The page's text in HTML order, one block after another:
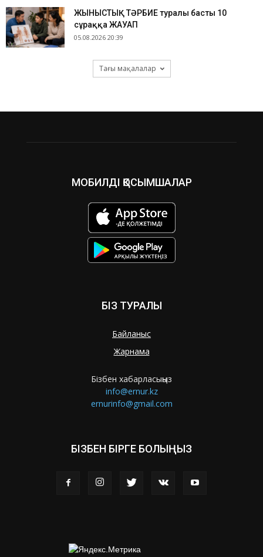
ЖЫНЫСТЫҚ ТӘРБИЕ туралы басты 10
сұраққа ЖАУАП
05.08.2026 20:39
Тағы мақалалар
МОБИЛДІ ҚОСЫМШАЛАР
БІЗ ТУРАЛЫ
Байланыс
Жарнама
Бізбен хабарласыңыз
info@ernur.kz
ernurinfo@gmail.com
БІЗБЕН БІРГЕ БОЛЫҢЫЗ